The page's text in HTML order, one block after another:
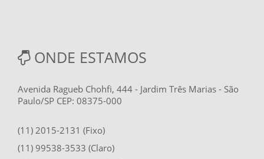
ONDE ESTAMOS
Avenida Ragueb Chohfi, 444 - Jardim Três Marias - São
Paulo/SP CEP: 08375-000
(11) 2015-2131 (Fixo)
(11) 99538-3533 (Claro)